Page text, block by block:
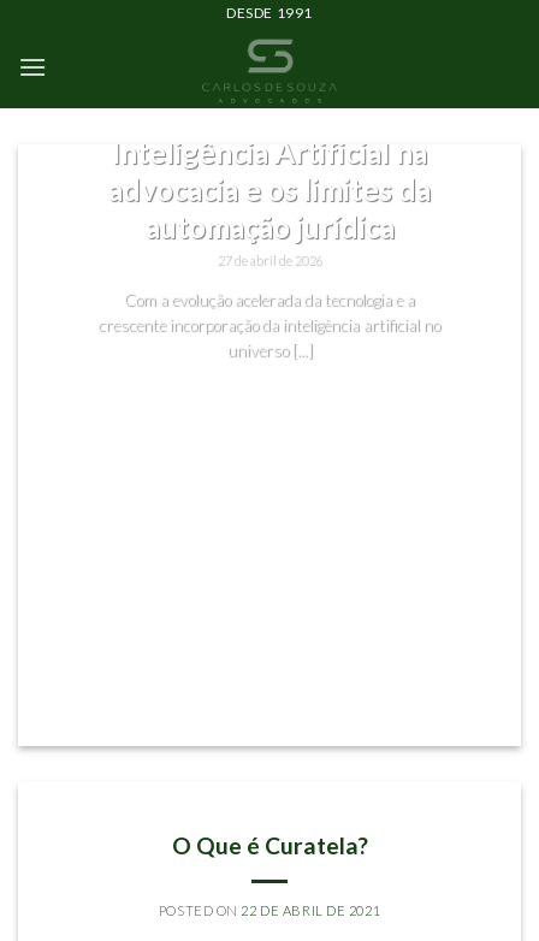
DESDE 1991
Inteligência Artificial na
advocacia e os limites da
automação jurídica
27 de abril de 2026
Com a evolução acelerada da tecnologia e a
crescente incorporação da inteligência artificial no
universo [...]
O Que é Curatela?
POSTED ON 22 DE ABRIL DE 2021